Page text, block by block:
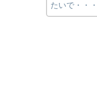
たいで・・